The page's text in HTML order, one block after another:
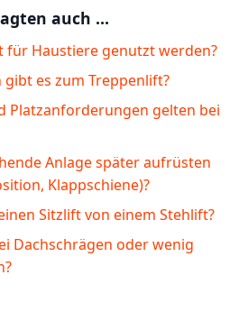
auch …
für Haustiere genutzt werden?
es zum Treppenlift?
Platzanforderungen gelten bei
Anlage später aufrüsten
Klappschiene)?
Sitzlift von einem Stehlift?
Dachschrägen oder wenig